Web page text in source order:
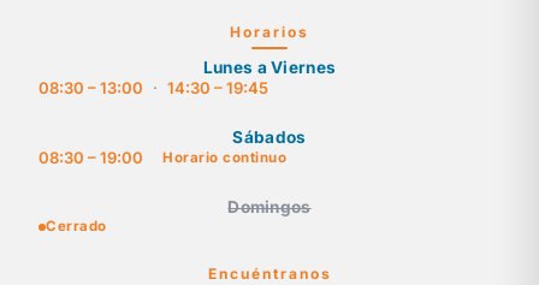
Horarios
Lunes a Viernes
08:30 – 13:00
· 14:30 – 19:45
Sábados
08:30 – 19:00
Horario continuo
Domingos
Cerrado
Encuéntranos